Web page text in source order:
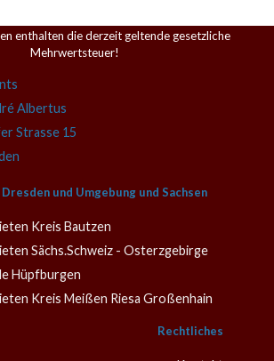
enthalten die derzeit geltende gesetzliche
Mehrwertsteuer!
Albertus
Strasse 15
und Umgebung und Sachsen
Kreis Bautzen
Sächs.Schweiz - Osterzgebirge
Hüpfburgen
Kreis Meißen Riesa Großenhain
Rechtliches